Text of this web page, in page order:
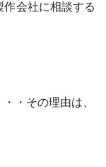
作会社に相談する
・その理由は、